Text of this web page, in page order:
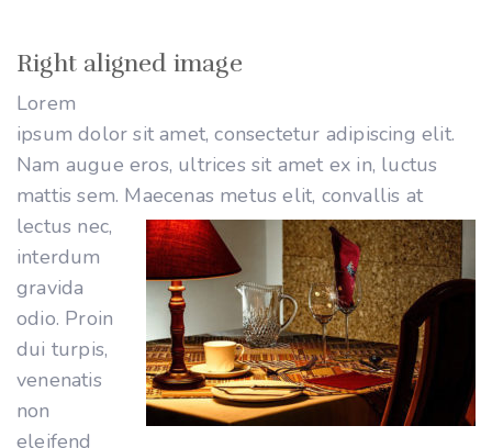
Right aligned image
Lorem
ipsum dolor sit amet, consectetur adipiscing elit.
Nam augue eros, ultrices sit amet ex in, luctus
mattis sem. Maecenas metus elit, convallis at
lectus nec,
interdum
gravida
odio. Proin
dui turpis,
venenatis
non
eleifend